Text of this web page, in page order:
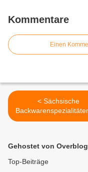
Kommentare
Einen
< Sächsische
Backwarenspezialitäten
dem
Gehostet von Overblog
Top-Beiträge